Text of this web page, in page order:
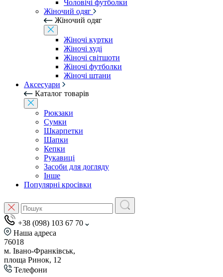
Чоловічі футболки
Жіночий одяг
Жіночий одяг
Жіночі куртки
Жіночі худі
Жіночі світшоти
Жіночі футболки
Жіночі штани
Аксесуари
Каталог товарів
Рюкзаки
Сумки
Шкарпетки
Шапки
Кепки
Рукавиці
Засоби для догляду
Інше
Популярні кросівки
+38 (098) 103 67 70
Наша адреса
76018
м. Івано-Франківськ,
площа Ринок, 12
Телефони